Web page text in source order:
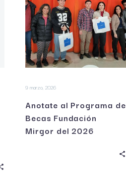
9 marzo, 2026
Anotate al Programa de
Becas Fundación
Mirgor del 2026